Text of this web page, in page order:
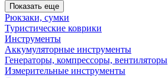
Показать еще
Рюкзаки, сумки
Туристические коврики
Инструменты
Аккумуляторные инструменты
Генераторы, компрессоры, вентиляторы
Измерительные инструменты